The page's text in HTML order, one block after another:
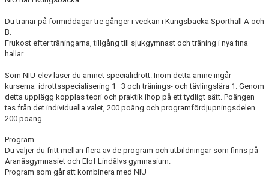
KALENDER
MATCHER
LOTTERIER
Du tränar på förmiddagar tre gånger i veckan i Kungsbacka Sporthall A och
B.
Frukost efter träningarna, tillgång till sjukgymnast och träning i nya fina
hallar.
Som NIU-elev läser du ämnet specialidrott. Inom detta ämne ingår
kurserna idrottsspecialisering 1–3 och tränings- och tävlingslära 1. Genom
detta upplägg kopplas teori och praktik ihop på ett tydligt sätt. Poängen
tas från det individuella valet, 200 poäng och programfördjupningsdelen
200 poäng.
Program
Du väljer du fritt mellan flera av de program och utbildningar som finns på
Aranäsgymnasiet och Elof Lindälvs gymnasium.
Program som går att kombinera med NIU